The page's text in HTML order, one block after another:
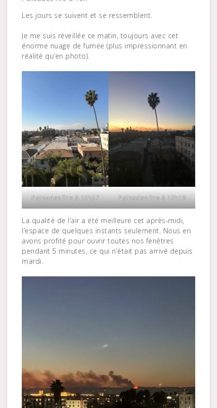
Les jours se suivent et se ressemblent.
Je me suis réveillée ce matin, toujours avec cet
énorme nuage de fumée (plus impressionnant en
réalité qu’en photo).
Palisades fire à 12h27 Palisades fire à 17h19
La qualité de l’air a été meilleure cet après-midi,
l’espace de quelques instants seulement. Nous en
avons profité pour ouvrir toutes nos fenêtres
pendant 5 minutes, ce qui n’était pas arrivé depuis
mardi.